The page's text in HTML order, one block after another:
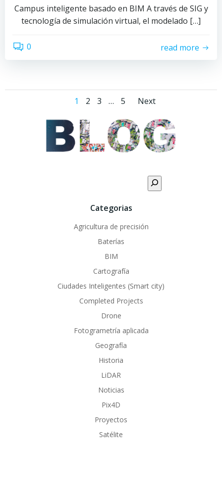
Campus inteligente basado en BIM A través de SIG y
tecnología de simulación virtual, el modelado […]
0 read more
Posts
navigation
Page
1 Page
2 Page
3 … Page
5
Posts
Next
Categorias
Agricultura de precisión
Baterías
BIM
Cartografía
Ciudades Inteligentes (Smart city)
Completed Projects
Drone
Fotogrametría aplicada
Geografía
Historia
LiDAR
Noticias
Pix4D
Proyectos
Satélite